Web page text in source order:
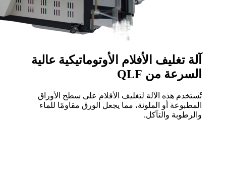
آلة تغليف الأفلام الأوتوماتيكية عالية
السرعة من QLF
تُستخدم هذه الآلة لتغليف الأفلام على سطح الأوراق
المطبوعة أو الملونة، مما يجعل الورق مقاومًا للماء
والرطوبة والتآكل.